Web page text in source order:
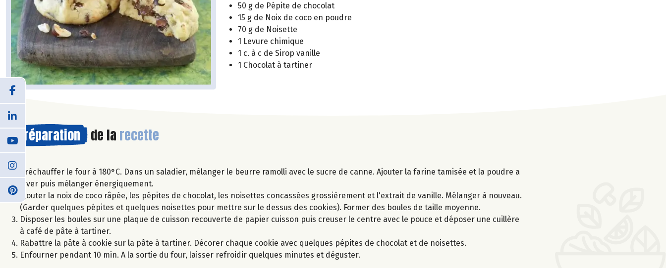
50 g de Pépite de chocolat
15 g de Noix de coco en poudre
70 g de Noisette
1 Levure chimique
1 c. à c de Sirop vanille
1 Chocolat à tartiner
Préparation de la recette
Préchauffer le four à 180°C. Dans un saladier, mélanger le beurre ramolli avec le sucre de canne. Ajouter la farine tamisée et la poudre a
lever puis mélanger énergiquement.
Ajouter la noix de coco râpée, les pépites de chocolat, les noisettes concassées grossièrement et l'extrait de vanille. Mélanger à nouveau.
(Garder quelques pépites et quelques noisettes pour mettre sur le dessus des cookies). Former des boules de taille moyenne.
Disposer les boules sur une plaque de cuisson recouverte de papier cuisson puis creuser le centre avec le pouce et déposer une cuillère
à café de pâte à tartiner.
Rabattre la pâte à cookie sur la pâte à tartiner. Décorer chaque cookie avec quelques pépites de chocolat et de noisettes.
Enfourner pendant 10 min. A la sortie du four, laisser refroidir quelques minutes et déguster.